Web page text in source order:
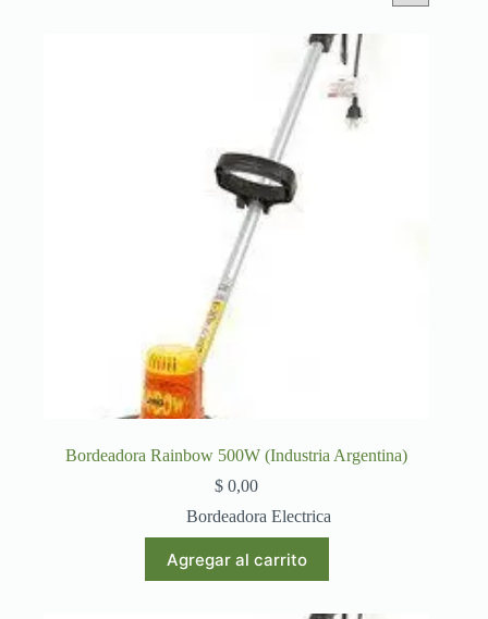
Bordeadora Rainbow 500W (Industria Argentina)
$ 0,00
Bordeadora Electrica
Agregar al carrito